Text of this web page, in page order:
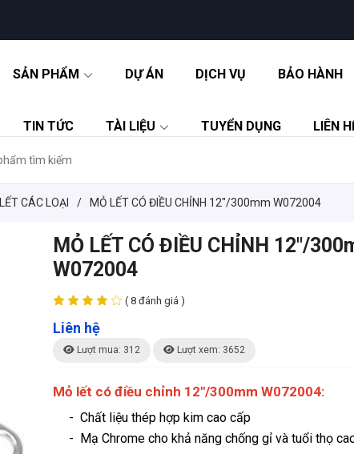
SẢN PHẨM DỰ ÁN DỊCH VỤ BẢO HÀNH
TIN TỨC TÀI LIỆU TUYỂN DỤNG LIÊN
CÁC LOẠI / MỎ LẾT CÓ ĐIỀU CHỈNH 12"/300mm W072004
MỎ LẾT CÓ ĐIỀU CHỈNH 12"/
W072004
( 8 đánh giá )
Liên hệ
Lượt mua: 312 Lượt xem: 3652
Mỏ lết có điều chỉnh 12"/300mm W072004:
- Chất liệu thép hợp kim cao cấp
- Mạ Chrome cho khả năng chống gỉ và tuổi thọ